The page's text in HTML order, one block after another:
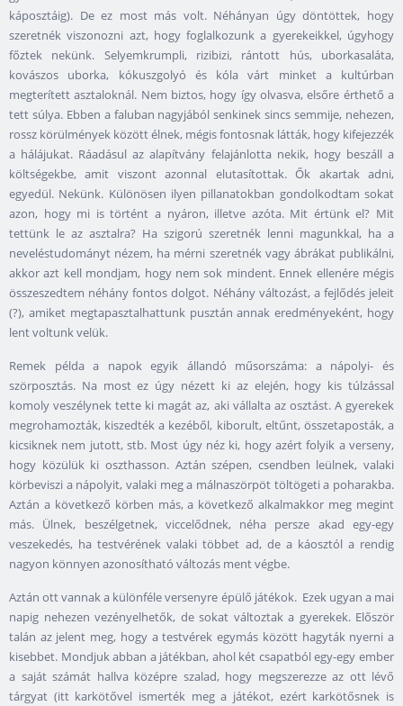
káposztáig). De ez most más volt. Néhányan úgy döntöttek, hogy
szeretnék viszonozni azt, hogy foglalkozunk a gyerekeikkel, úgyhogy
főztek nekünk. Selyemkrumpli, rizibizi, rántott hús, uborkasaláta,
kovászos uborka, kókuszgolyó és kóla várt minket a kultúrban
megterített asztaloknál. Nem biztos, hogy így olvasva, elsőre érthető a
tett súlya. Ebben a faluban nagyjából senkinek sincs semmije, nehezen,
rossz körülmények között élnek, mégis fontosnak látták, hogy kifejezzék
a hálájukat. Ráadásul az alapítvány felajánlotta nekik, hogy beszáll a
költségekbe, amit viszont azonnal elutasítottak. Ők akartak adni,
egyedül. Nekünk. Különösen ilyen pillanatokban gondolkodtam sokat
azon, hogy mi is történt a nyáron, illetve azóta. Mit értünk el? Mit
tettünk le az asztalra? Ha szigorú szeretnék lenni magunkkal, ha a
neveléstudományt nézem, ha mérni szeretnék vagy ábrákat publikálni,
akkor azt kell mondjam, hogy nem sok mindent. Ennek ellenére mégis
összeszedtem néhány fontos dolgot. Néhány változást, a fejlődés jeleit
(?), amiket megtapasztalhattunk pusztán annak eredményeként, hogy
lent voltunk velük.
Remek példa a napok egyik állandó műsorszáma: a nápolyi- és
szörposztás. Na most ez úgy nézett ki az elején, hogy kis túlzással
komoly veszélynek tette ki magát az, aki vállalta az osztást. A gyerekek
megrohamozták, kiszedték a kezéből, kiborult, eltűnt, összetaposták, a
kicsiknek nem jutott, stb. Most úgy néz ki, hogy azért folyik a verseny,
hogy közülük ki oszthasson. Aztán szépen, csendben leülnek, valaki
körbeviszi a nápolyit, valaki meg a málnaszörpöt töltögeti a poharakba.
Aztán a következő körben más, a következő alkalmakkor meg megint
más. Ülnek, beszélgetnek, viccelődnek, néha persze akad egy-egy
veszekedés, ha testvérének valaki többet ad, de a káosztól a rendig
nagyon könnyen azonosítható változás ment végbe.
Aztán ott vannak a különféle versenyre épülő játékok. Ezek ugyan a mai
napig nehezen vezényelhetők, de sokat változtak a gyerekek. Először
talán az jelent meg, hogy a testvérek egymás között hagyták nyerni a
kisebbet. Mondjuk abban a játékban, ahol két csapatból egy-egy ember
a saját számát hallva középre szalad, hogy megszerezze az ott lévő
tárgyat (itt karkötővel ismerték meg a játékot, ezért karkötősnek is